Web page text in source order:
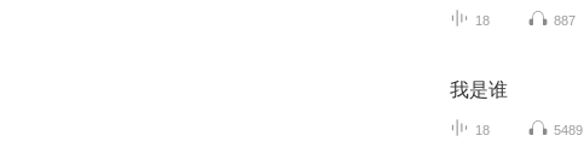
18 887
我是谁
18 5489